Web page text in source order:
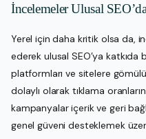
İncelemeler Ulusal
Yerel için daha kritik olsa da,
ederek ulusal SEO’ya katkıda
platformları ve sitelere
dolaylı olarak tıklama
kampanyalar içerik ve geri
genel güveni desteklemek